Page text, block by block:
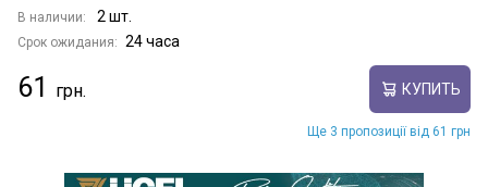
В наличии: 2 шт.
Срок ожидания: 24 часа
61 КУПИТЬ
Ще 3 пропозиції від 61 грн